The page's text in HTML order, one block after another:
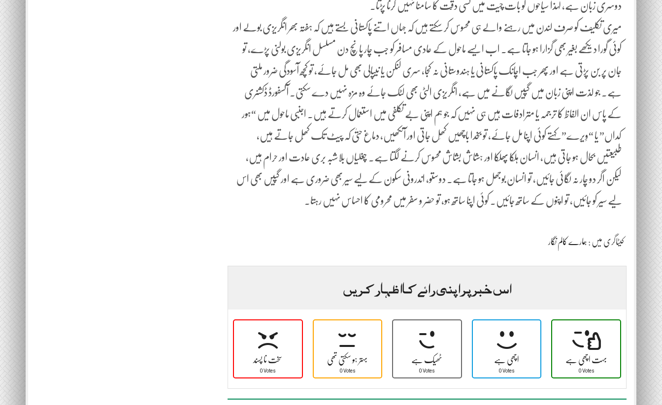
دوسری زبان ہے، لہذا سیاحوں کو بات چیت میں کسی دقّت کا سامنا نہیں کرنا پڑتا۔
میری تکلیف کو صرف لندن میں رہنے والے ہی محسوس کر سکتے ہیں کہ جہاں اتنے پاکستانی بستے ہیں کہ ہفتہ بھر انگریزی بولے اور
کوئی گورا دیکھے بغیر بھی گزارا ہو جاتا ہے۔ اب ایسے ماحول کے عادی مسافر کو جب چار پانچ دن مسلسل انگریزی بولنی پڑے، تو
جان پر بن پڑتی ہے اور پھر جب اچانک پاکستانی یا ہندوستانی نہ کجا، سری لنکن یا نیپالی بھی مل جائے، تو کچھ آسودگی ضرور ملتی
ہے۔ جو لذت اپنی زبان میں گپیں لگانے میں ہے، انگریزی الٹی بھی لٹک جائے وہ مزہ نہیں دے سکتی۔ آکسفورڈ ڈکشنری
کے پاس ان الفاظ کا ترجمہ یا مترادفات ہیں ہی نہیں کہ جو ہم اپنی بے تکلفی میں استعمال کرتے ہیں۔ اجنبی ماحول میں “ہور
کداں” یا “وِیرے” کہتے کوئی اپنا مل جائے، تو بخدا باچھیں کھِل جاتی اور آنکھیں، دماغ حتیٰ کہ پیٹ تک کھُل جاتے ہیں،
طبیعتیں بحال ہو جاتی ہیں، انسان ہلکا پھلکا اور ہشاش بشاش محسوس کرنے لگتا ہے۔ چغلیاں بلاشبہ بری عادت اور حرام ہیں،
لیکن اگر دو چار نہ لگائی جائیں، تو انسان بوجھل ہو جاتا ہے۔ دوستو، اندرونی سکون کے لیے سیر بھی ضروری ہے اور گپیں بھی اس
لیے سیر کو جائیں، تو اپنوں کے ساتھ جائیں۔ کوئی اپنا ساتھ ہو، تو حضر و سفر میں محرومی کا احساس نہیں رہتا۔
کیٹاگری میں : ہمارے کالم نگار
اس خبر پر اپنی رائے کا اظہار کریں
سخت نا پسند
0 Votes
بہتر ہو سکتی تھی
0 Votes
ٹھیک ہے
0 Votes
اچھی ہے
0 Votes
بہت اچھی ہے
0 Votes